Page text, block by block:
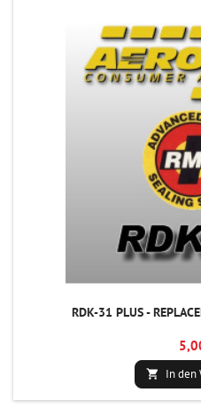
RDK-31 PLUS -
 In den